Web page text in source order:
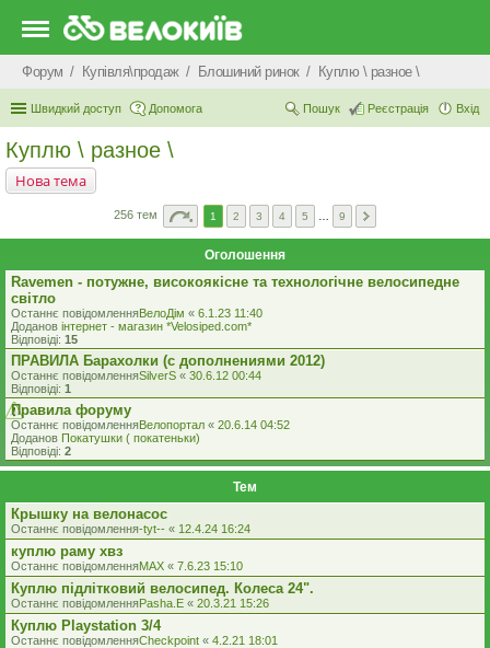
Форум Купівля\продаж Блошиний ринок Куплю \ разное \
Швидкий доступ Допомога Вхід
Реєстрація
Пошук
Куплю \ разное \
Нова тема
256 тем 1 2 3 4 5 9
Оголошення
Ravemen - потужне, високоякісне та технологічне велосипедне
світло
Останнє повідомленняВелоДім « 6.1.23 11:40
Доданов iнтернет - магазин *Velosiped.com*
Відповіді: 15
ПРАВИЛА Барахолки (с дополнениями 2012)
Останнє повідомленняSilverS « 30.6.12 00:44
Відповіді: 1
Правила форуму
Останнє повідомленняВелопортал « 20.6.14 04:52
Доданов Покатушки ( покатеньки)
Відповіді: 2
Тем
Крышку на велонасос
Останнє повідомлення-tyt-- « 12.4.24 16:24
куплю раму хвз
Останнє повідомленняMAX « 7.6.23 15:10
Куплю підлітковий велосипед. Колеса 24".
Останнє повідомленняPasha.E « 20.3.21 15:26
Куплю Playstation 3/4
Останнє повідомленняCheckpoint « 4.2.21 18:01